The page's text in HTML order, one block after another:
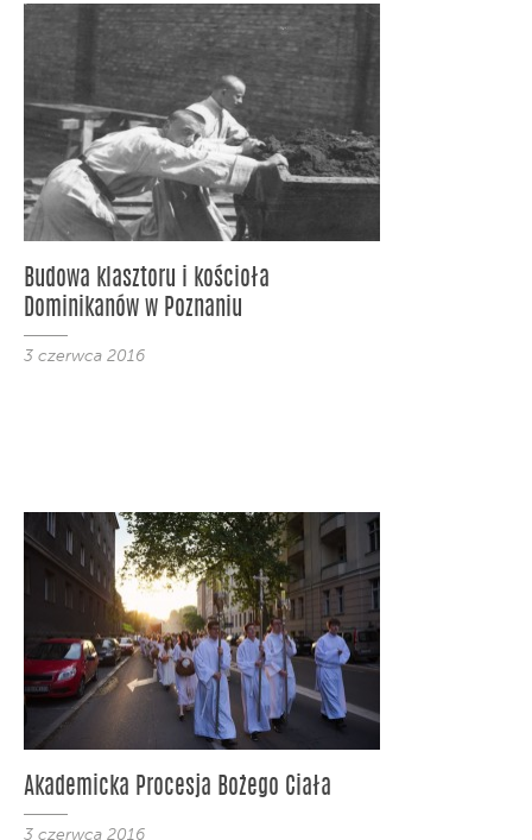
Budowa klasztoru i kościoła
Dominikanów w Poznaniu
3 czerwca 2016
Akademicka Procesja Bożego Ciała
3 czerwca 2016